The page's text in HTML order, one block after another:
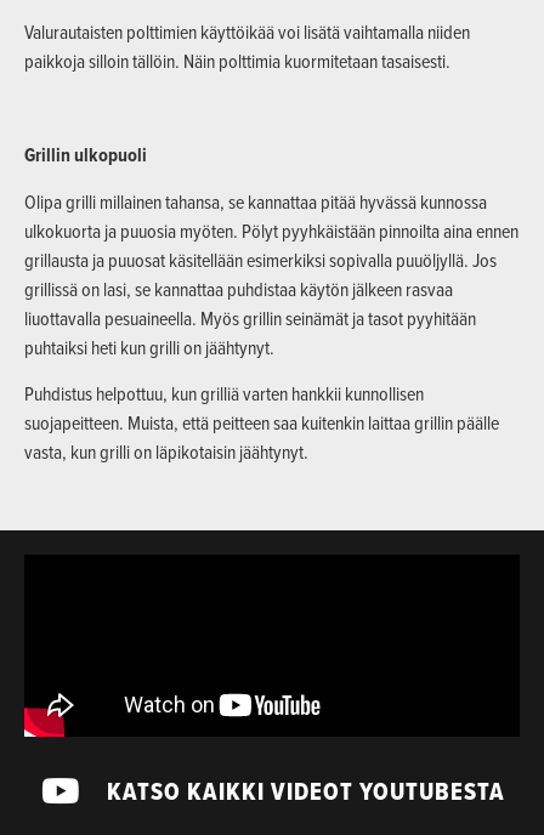
Valurautaisten polttimien käyttöikää voi lisätä vaihtamalla niiden
paikkoja silloin tällöin. Näin polttimia kuormitetaan tasaisesti.
Grillin ulkopuoli
Olipa grilli millainen tahansa, se kannattaa pitää hyvässä kunnossa
ulkokuorta ja puuosia myöten. Pölyt pyyhkäistään pinnoilta aina ennen
grillausta ja puuosat käsitellään esimerkiksi sopivalla puuöljyllä. Jos
grillissä on lasi, se kannattaa puhdistaa käytön jälkeen rasvaa
liuottavalla pesuaineella. Myös grillin seinämät ja tasot pyyhitään
puhtaiksi heti kun grilli on jäähtynyt.
Puhdistus helpottuu, kun grilliä varten hankkii kunnollisen
suojapeitteen. Muista, että peitteen saa kuitenkin laittaa grillin päälle
vasta, kun grilli on läpikotaisin jäähtynyt.
KATSO KAIKKI VIDEOT YOUTUBESTA